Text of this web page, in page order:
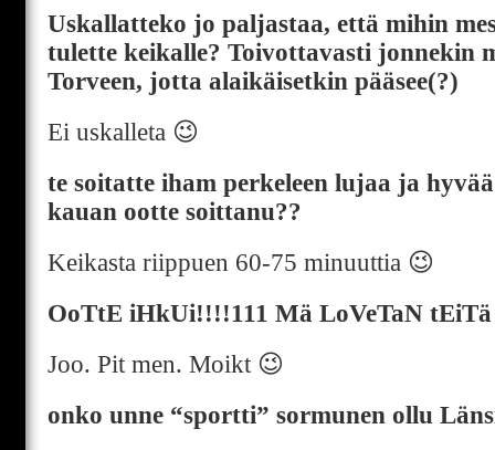
Uskallatteko jo paljastaa, että mihin
tulette keikalle? Toivottavasti jonnekin
Torveen, jotta alaikäisetkin pääsee(?)
Ei uskalleta 😉
te soitatte iham perkeleen lujaa ja
kauan ootte soittanu??
Keikasta riippuen 60-75 minuuttia 😉
OoTtE iHkUi!!!!111 Mä LoVeTaN
Joo. Pit men. Moikt 😉
onko unne “sportti” sormunen ollu